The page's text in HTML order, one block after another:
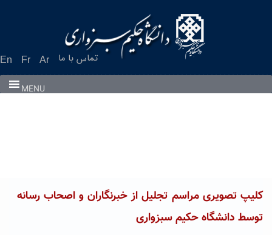
En Fr Ar تماس با ما
MENU
کلیپ تصویری مراسم تجلیل از خبرنگاران و اصحاب رسانه
توسط دانشگاه حکیم سبزواری